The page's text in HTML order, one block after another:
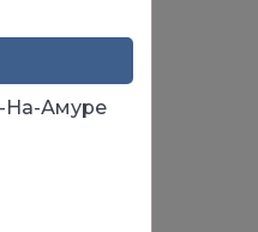
На-Амуре